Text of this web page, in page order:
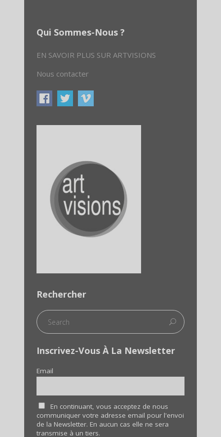
Qui Sommes-Nous ?
EN SAVOIR PLUS SUR ARTVISIONS
Nous contacter
Rechercher
Inscrivez-Vous À La Newsletter
Email
En continuant, vous acceptez de nous
communiquer votre adresse email pour l'envoi
de la Newsletter. En aucun cas elle ne sera
transmise à un tiers.